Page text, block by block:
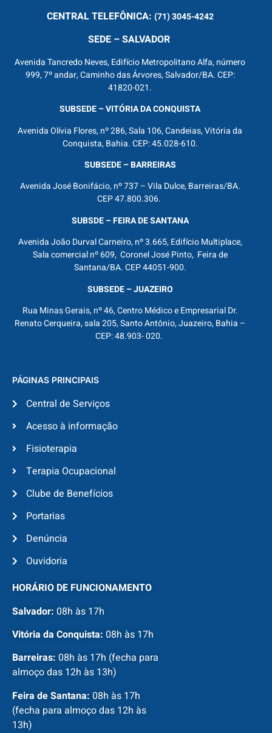
CENTRALTELEFÔNICA: (71) 3045-4242
SEDE – SALVADOR
Avenida Tancredo Neves, Edifício Metropolitano Alfa, número
999, 7º andar, Caminho das Árvores, Salvador/BA. CEP:
41820-021.
SUBSEDE – VITÓRIA DA CONQUISTA
Avenida Olívia Flores, nº 286, Sala 106, Candeias, Vitória da
Conquista, Bahia. CEP: 45.028-610.
SUBSEDE – BARREIRAS
Avenida José Bonifácio, nº 737 – Vila Dulce, Barreiras/BA.
CEP 47.800.306.
SUBSDE – FEIRA DE SANTANA
Avenida João Durval Carneiro, nº 3.665, Edifício Multiplace,
Sala comercial nº 609, Coronel José Pinto, Feira de
Santana/BA. CEP 44051-900.
SUBSEDE – JUAZEIRO
Rua Minas Gerais, nº 46, Centro Médico e Empresarial Dr.
Renato Cerqueira, sala 205, Santo Antônio, Juazeiro, Bahia –
CEP: 48.903- 020.
PÁGINAS PRINCIPAIS
Central de Serviços
Acesso à informação
Fisioterapia
Terapia Ocupacional
Clube de Benefícios
Portarias
Denúncia
Ouvidoria
HORÁRIO DE FUNCIONAMENTO
Salvador: 08h às 17h
Vitória da Conquista: 08h às 17h
Barreiras: 08h às 17h (fecha para
almoço das 12h às 13h)
Feira de Santana: 08h às 17h
(fecha para almoço das 12h às
13h)